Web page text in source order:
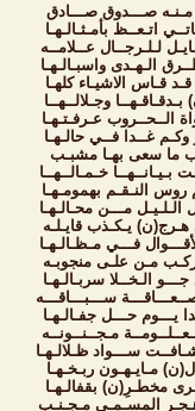
مـنـه صـــدوق صـــادق
اتـعــظ بأمـثـالـهـا
لـلـرجــال عــلامــه
الـهـدى واسبـالـهـا
قـاس الاشيـاء كلهـا
وجـلالــهــا
الــحــروب عـرفـتـهـا
غــدا فــي حالـهـا
ما سعى بهـا مشبـب
بـيـانــهــا خـمـالــهــا
روس النـقـم بهمومـهـا
مـــن محـالـهـا
هـرج(ن) يـكـذب قايـلـه
فـــي مـظـالـهـا
مـن علـى منجوبـه
الـخــلا سربـالـهـا
ســـبـــاقـــه
يـــوم حـــل جفـالـهـا
مـجــنــونــه
ســـواد ظـلالـهـا
مـايـهـون ربـخـهـا
مخطـرِ(ن) بقفالـهـا
المسـمـى مـجـنـب